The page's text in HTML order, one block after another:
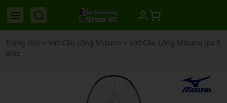
Trang chủ > Vợt Cầu Lông Mizuno > Vợt Cầu Lông Mizuno Jpx 5
Blitz